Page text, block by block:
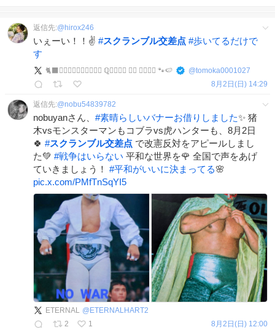
返信先:@ hirox246
いぇーい！！✌️ #スクランブル交差点 #歩いてるだけで
す
🐈‍⬛猫⃟の⃟し⃟っ⃟ぽ⃟ ℚ𝕦𝕖𝕦𝕖 𝕕𝕖 𝕔𝕙𝕒𝕥 🐾🍉 @tomoka0001027
8月2日(日) 14:29
返信先:@nobu54839782
nobuyanさん、 #素晴らしいバナーお借りしました✨ 猪
木vsモンスターマンもコブラvs虎ハンターも、8月2日
🍀 #スクランブル交差点 で改憲反対をアピールしまし
た💚 #戦争はいらない 平和な世界を🌹 全国で声をあげ
ていきましょう！ #平和がいいに決まってる🌸
pic.x.com/PMfTnSqYI5
ETERNAL @ ETERNALHART2
2
1 8月2日(日) 12:00